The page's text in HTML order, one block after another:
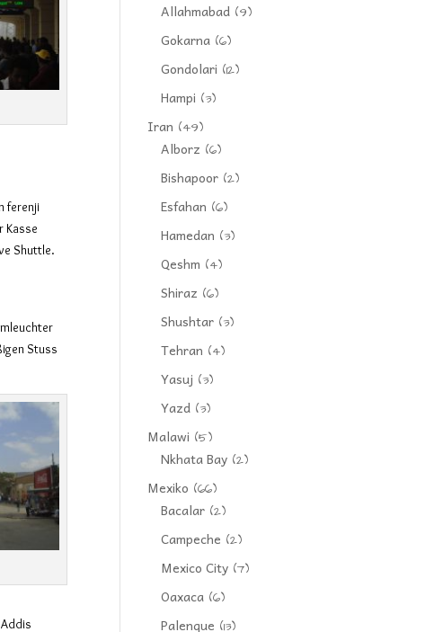
ferenji
Kasse
Shuttle.
Stuss
Allahmabad (9)
Gokarna (6)
Gondolari (12)
Hampi (3)
Iran (49)
Alborz (6)
Bishapoor (2)
Esfahan (6)
Hamedan (3)
Qeshm (4)
Shiraz (6)
Shushtar (3)
Tehran (4)
Yasuj (3)
Yazd (3)
Malawi (5)
Nkhata Bay (2)
Mexiko (66)
Bacalar (2)
Campeche (2)
Mexico City (7)
Oaxaca (6)
Palenque (13)